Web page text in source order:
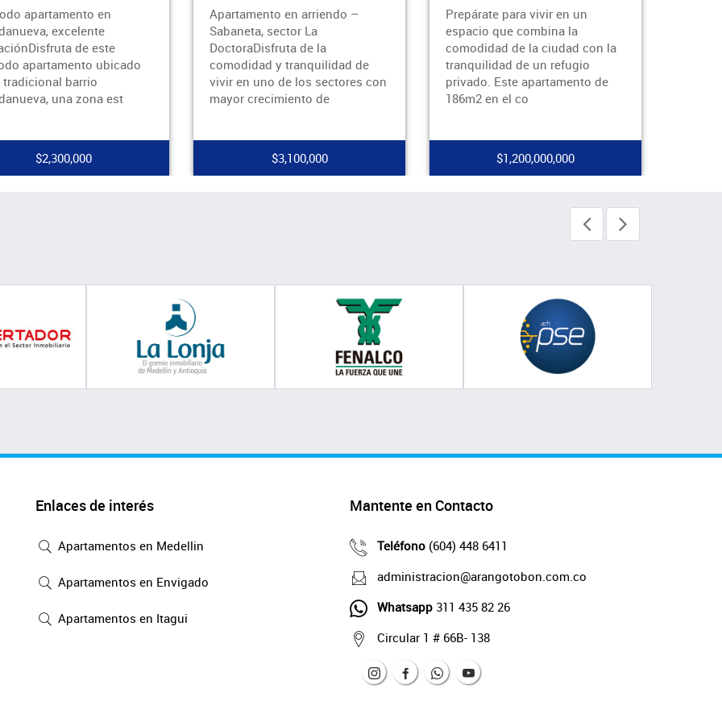
en arriendo –
sector La
de la
y tranquilidad de
uno de los sectores con
crecimiento de
$3,100,000
Prepárate para vivir en un
espacio que combina la
comodidad de la ciudad con la
tranquilidad de un refugio
privado. Este apartamento de
186m2 en el co
$1,200,000,000
Apartamento Dúplex en
Arriendo – El PobladoDisfruta
de la comodidad y excelente
ubicación de este acogedor
apartamento dúplex, ubicado
sobre la Avenid
$3,000,000 - $495,000,000
Enlaces de interés
Apartamentos en Medellin
Apartamentos en Envigado
Apartamentos en Itagui
Mantente en Contacto
Teléfono (604) 448 6411
administracion@arangotobon.com.co
Whatsapp 311 435 82 26
Circular 1 # 66B- 138